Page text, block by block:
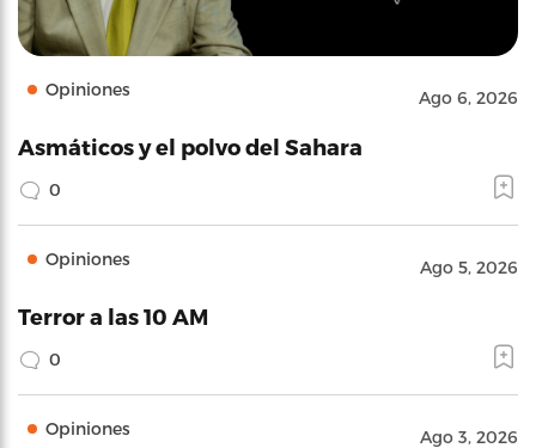
Opiniones Ago 6, 2026
Asmáticos y el polvo del Sahara
0
Opiniones Ago 5, 2026
Terror a las 10 AM
0
Opiniones Ago 3, 2026